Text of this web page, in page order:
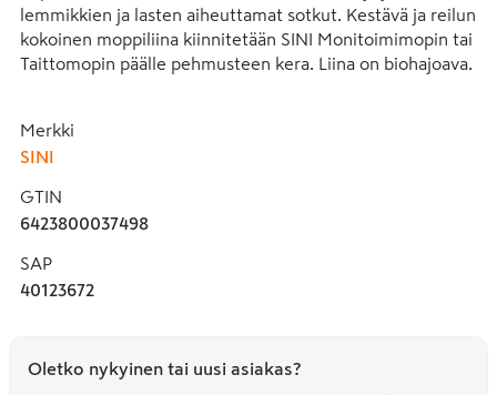
lemmikkien ja lasten aiheuttamat sotkut. Kestävä ja reilun
kokoinen moppiliina kiinnitetään SINI Monitoimimopin tai
Taittomopin päälle pehmusteen kera. Liina on biohajoava.
- Kokeile myös muiden kodin pintojen, WC:n, kylppärin
tai vaikkapa terassin puhdistukseen.
mökillä, veneessä ja asuntoautossa.
- Vahva materiaali kestää hankaamista ja sitoo lian
tehokkaasti.
- Liinat ovat hajusteettomia.
Merkki
SINI
GTIN
6423800037498
SAP
40123672
Oletko nykyinen tai uusi asiakas?